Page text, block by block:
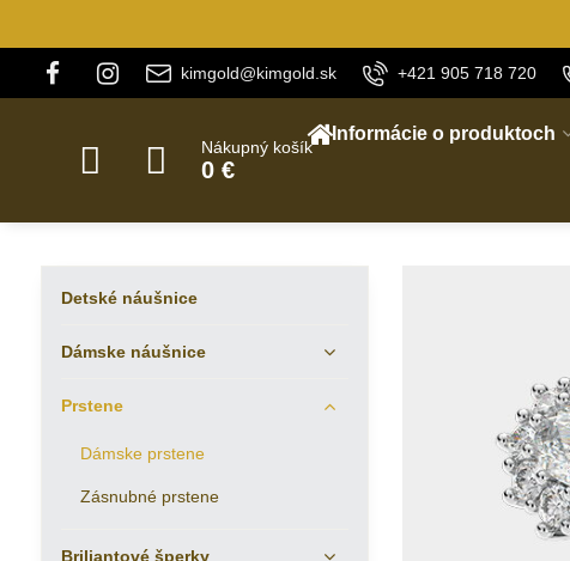
kimgold@kimgold.sk +421 905 718 720
Nákupný košík
0 €
Informácie o produktoch
Detské náušnice
Dámske náušnice
Prstene
Dámske prstene
Zásnubné prstene
Briliantové šperky